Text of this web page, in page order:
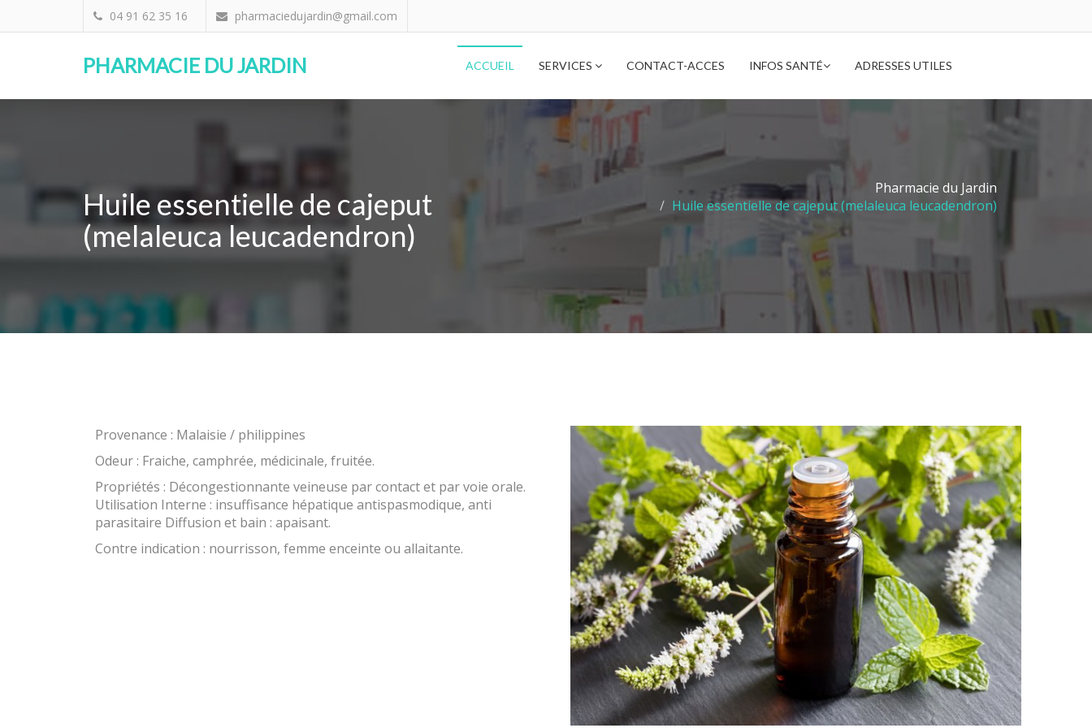
04 91 62 35 16 pharmaciedujardin@gmail.com
PHARMACIE DU JARDIN ACCUEIL SERVICES CONTACT-ACCES INFOS SANTÉ ADRESSES UTILES
Huile essentielle de cajeput
(melaleuca leucadendron)
Pharmacie du Jardin
Huile essentielle de cajeput (melaleuca leucadendron)
Provenance : Malaisie / philippines
Odeur : Fraiche, camphrée, médicinale, fruitée.
Propriétés : Décongestionnante veineuse par contact et par voie orale.
Utilisation Interne : insuffisance hépatique antispasmodique, anti
parasitaire Diffusion et bain : apaisant.
Contre indication : nourrisson, femme enceinte ou allaitante.